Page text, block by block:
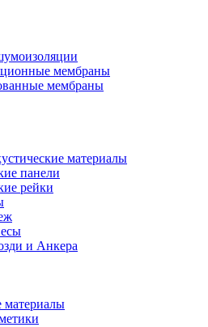
мембраны
мембраны
материалы
панели
рейки
и Анкера
материалы